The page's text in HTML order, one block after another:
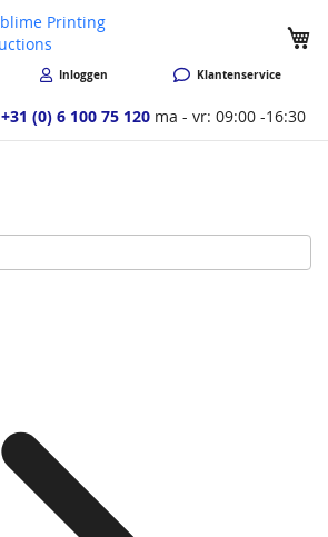
Inloggen Klantenservice
+31 (0) 6 100 75 120 ma - vr: 09:00 -16:30